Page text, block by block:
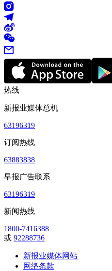
热线
新报业媒体总机
63196319
订阅热线
63883838
早报广告联系
63196319
新闻热线
1800-7416388
或 92288736
新报业媒体网站
网络条款